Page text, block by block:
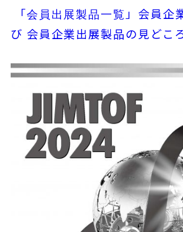
「会員出展製品一覧」会員企
び 会員企業出展製品の見どこ